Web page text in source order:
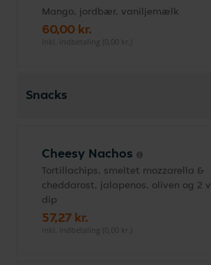
Mango, jordbær, vaniljemælk
60,00 kr.
inkl. indbetaling (0,00 kr.)
Snacks
Cheesy Nachos
Tortillachips, smeltet mozzarella &
cheddarost, jalapenos, oliven og 2
dip
57,27 kr.
inkl. indbetaling (0,00 kr.)